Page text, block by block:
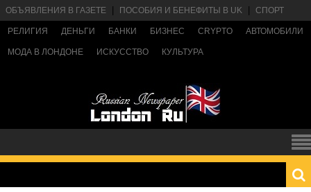
ОБЪЯВЛЕНИЯ В ГАЗЕТЕ ПОСОБИЯ И БЕНЕФИТЫ В UK СПОРТ
РЕЛИГИЯ ДЕНЬГИ БАНКИ БИЗНЕС CRYPTO АВТОМОБИЛИ
МОДА В ЛОНДОНЕ ИСКУССТВО КУЛЬТУРА